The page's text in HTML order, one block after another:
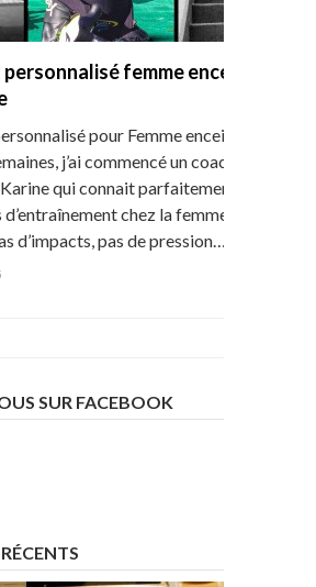
femme enceinte
pour Femme enceinte
j’ai commencé un coaching
qui connait parfaitement les
chez la femme
d’impacts, pas de pression…
SUR FACEBOOK